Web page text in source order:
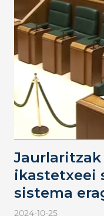
ikastetxeei
sistema
2024-10-25